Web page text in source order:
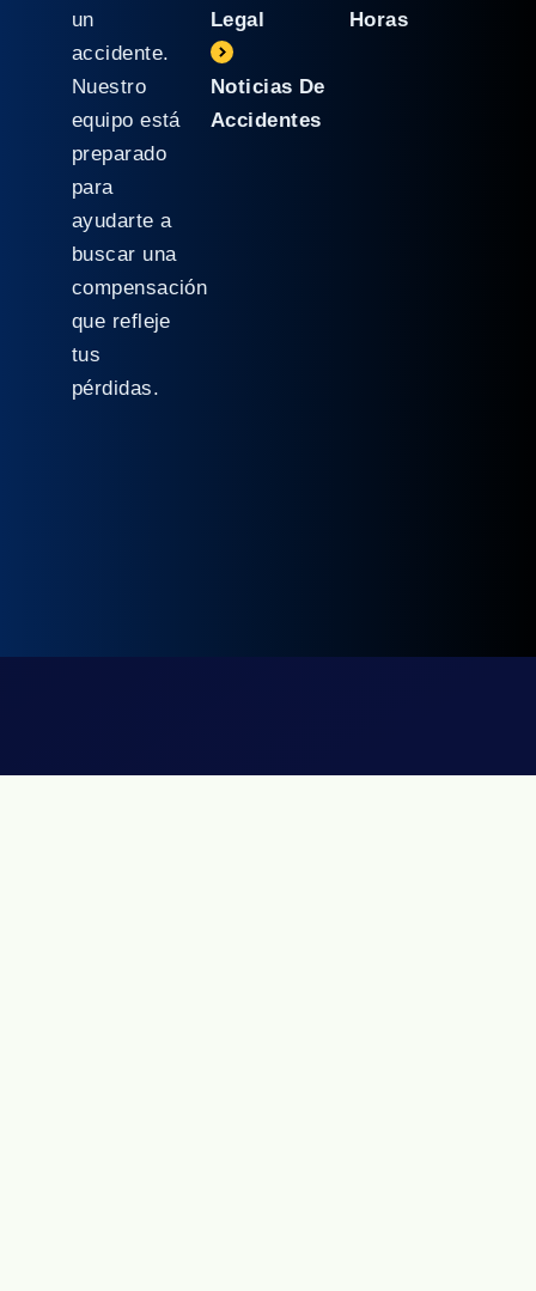
un
accidente.
Nuestro
equipo está
preparado
para
ayudarte a
buscar una
compensación
que refleje
tus
pérdidas.
Legal
Noticias De
Accidentes
Horas